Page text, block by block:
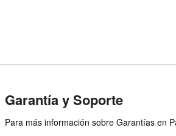
Garantía y Soporte
Para más información sobre Garantías en